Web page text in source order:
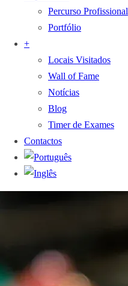
Percurso Profissional
Portfólio
+
Locais Visitados
Wall of Fame
Notícias
Blog
Timer de Exames
Contactos